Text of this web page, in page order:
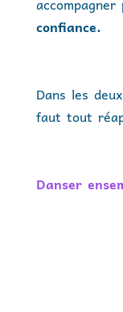
confiance.
Dans les
faut tout
Danser